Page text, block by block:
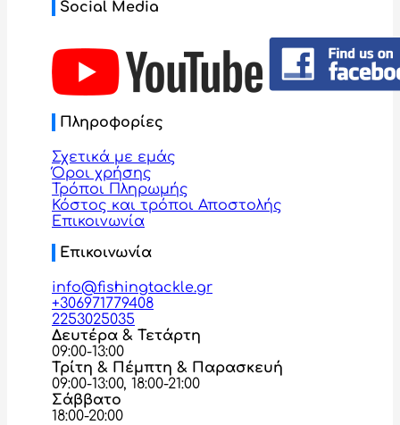
Social Media
Πληροφορίες
Σχετικά με εμάς
Όροι χρήσης
Τρόποι Πληρωμής
Κόστος και τρόποι Αποστολής
Επικοινωνία
Επικοινωνία
info@fishingtackle.gr
+306971779408
2253025035
Δευτέρα & Τετάρτη
09:00-13:00
Τρίτη & Πέμπτη & Παρασκευή
09:00-13:00, 18:00-21:00
Σάββατο
18:00-20:00